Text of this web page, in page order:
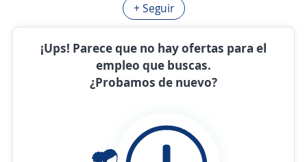
+ Seguir
¡Ups! Parece que no hay ofertas para el
empleo que buscas.
¿Probamos de nuevo?